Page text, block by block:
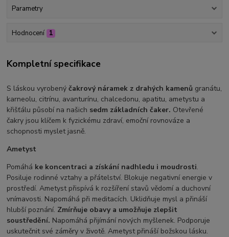
Parametry
Hodnocení 1
Kompletní specifikace
S láskou vyrobenýčakrový náramek z drahých kamenů granátu,
karneolu, citrínu, avanturínu, chalcedonu, apatitu, ametystu a
křišťálu působí na našich sedm základních čaker. Otevřené
čakry jsou klíčem k fyzickému zdraví, emoční rovnováze a
schopnosti myslet jasně.
Ametyst
Pomáhá ke koncentraci a získání nadhledu i moudrosti.
Posiluje rodinné vztahy a přátelství. Blokuje negativní energie v
prostředí. Ametyst přispívá k rozšíření stavů vědomí a duchovní
vnímavosti. Napomáhá při meditacích. Uklidňuje mysl a přináší
hlubší poznání. Zmírňuje obavy a umožňuje zlepšit
soustředění. Napomáhá přijímání nových myšlenek. Podporuje
uskutečnit své záměry v životě. Ametyst přináší božskou lásku.